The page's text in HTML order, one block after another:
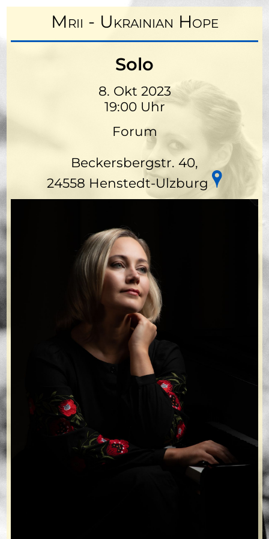
Mrii - Ukrainian Hope
Solo
8. Okt 2023
19:00 Uhr
Forum
Beckersbergstr. 40,
24558 Henstedt-Ulzburg